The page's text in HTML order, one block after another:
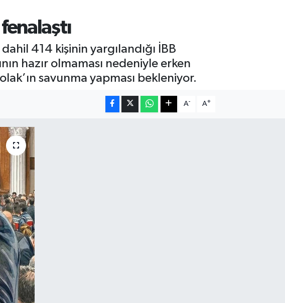
414 kişinin yargılandığı İBB
hazır olmaması nedeniyle erken
savunma yapması bekleniyor.
A- A+